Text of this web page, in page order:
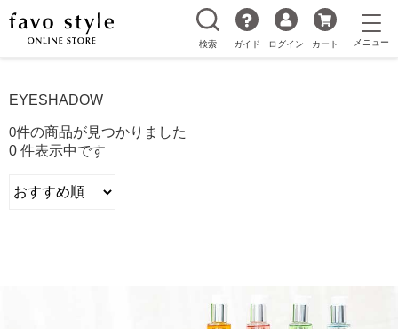
検索 ガイド ログイン カート
EYESHADOW
0件の商品が見つかりました
0 件表示中です